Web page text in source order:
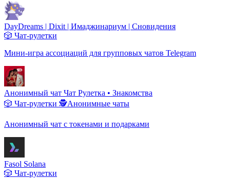
DayDreams | Dixit | Имаджинариум | Сновидения
🎲 Чат-рулетки
Мини-игра ассоциаций для групповых чатов Telegram
Анонимный чат Чат Рулетка • Знакомства
🎲 Чат-рулетки 🕵️Анонимные чаты
Анонимный чат с токенами и подарками
Fasol Solana
🎲 Чат-рулетки